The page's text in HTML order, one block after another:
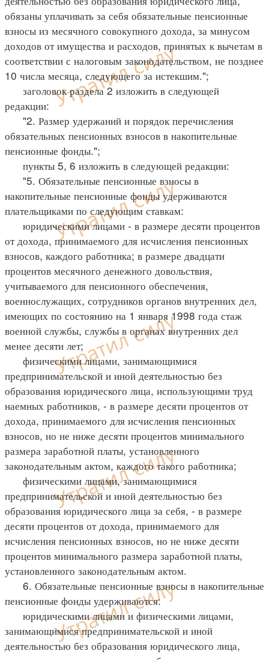
обязаны уплачивать за себя обязательные пенсионные
взносы из месячного совокупного дохода, за минусом
доходов от имущества и расходов, принятых к вычетам в
соответствии с налоговым законодательством, не позднее
10 числа месяца, следующего за истекшим.";
заголовок раздела 2 изложить в следующей
редакции:
"2. Размер удержаний и порядок перечисления
обязательных пенсионных взносов в накопительные
пенсионные фонды.";
пункты 5, 6 изложить в следующей редакции:
"5. Обязательные пенсионные взносы в
накопительные пенсионные фонды удерживаются
плательщиками по следующим ставкам:
юридическими лицами - в размере десяти процентов
от дохода, принимаемого для исчисления пенсионных
взносов, каждого работника; в размере двадцати
процентов месячного денежного довольствия,
учитываемого для пенсионного обеспечения,
военнослужащих, сотрудников органов внутренних дел,
имеющих по состоянию на 1 января 1998 года стаж
военной службы, службы в органах внутренних дел
менее десяти лет;
физическими лицами, занимающимися
предпринимательской и иной деятельностью без
образования юридического лица, использующими труд
наемных работников, - в размере десяти процентов от
дохода, принимаемого для исчисления пенсионных
взносов, но не ниже десяти процентов минимального
размера заработной платы, установленного
законодательным актом, каждого такого работника;
физическими лицами, занимающимися
предпринимательской и иной деятельностью без
образования юридического лица за себя, - в размере
десяти процентов от дохода, принимаемого для
исчисления пенсионных взносов, но не ниже десяти
процентов минимального размера заработной платы,
установленного законодательным актом.
6. Обязательные пенсионные взносы в накопительные
пенсионные фонды удерживаются:
юридическими лицами и физическими лицами,
занимающимися предпринимательской и иной
деятельностью без образования юридического лица,